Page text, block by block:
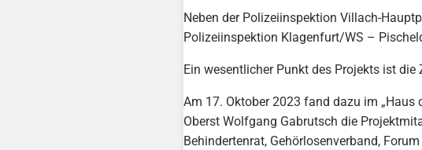
Neben der Polizeiinspektion Villach-
Polizeiinspektion Klagenfurt/WS –
Ein wesentlicher Punkt des Projekts ist
Am 17. Oktober 2023 fand dazu im
Oberst Wolfgang Gabrutsch die
Behindertenrat, Gehörlosenverband,